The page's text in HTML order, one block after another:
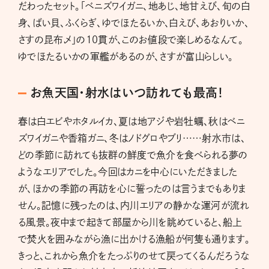
だわったセット。「ベニズワイガニ、地あじ、地甘えび、旬の白
身、ばい貝、ふくらぎ、ゆでほたるいか、白えび、あおりいか、
さすの昆布〆」の10貫が、このお値段で楽しめるなんて。
ゆでほたるいかの軍艦があるのが、さすが富山らしい。
お魚天国・射水はいつ訪れても最高！
春は白エビやホタルイカ、夏は地アジや岩牡蠣、秋はベニ
ズワイガニや香箱ガニ、冬はノドグロやブリ……射水市は、
どの季節に訪れても抜群の鮮度で魚介を食べられる夢の
ようなエリアでした。今回はカニを中心にいただきました
が、ほかの季節の再訪を心に誓ったのは言うまでもありま
せん。記憶に残ったのは、内川エリアの静かな運河が流れ
る風景。夜中まで起きて部屋から川を眺めていると、船上
で焚火を囲みながら漁に出かける漁船が何隻も通ります。
きっと、これから魚介をたっぷりのせて戻ってくるんだろうな